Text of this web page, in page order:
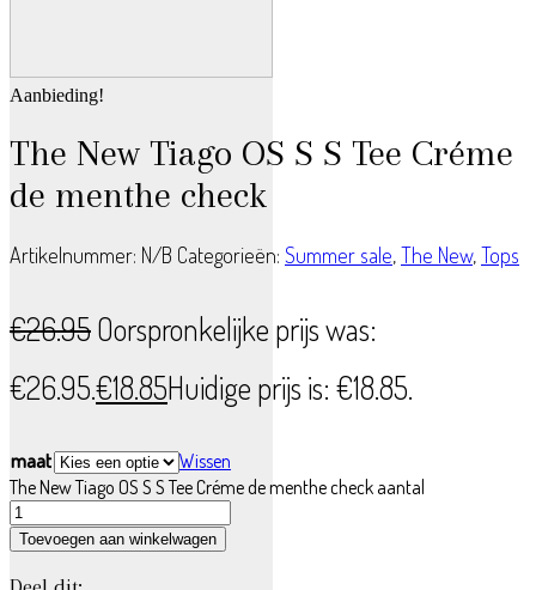
Aanbieding!
The New Tiago OS S S Tee Créme
de menthe check
Artikelnummer: N/B Categorieën: Summer sale,The New,Tops
€26.95Oorspronkelijke prijs was:
€26.95.€18.85Huidige prijs is: €18.85.
maat
Wissen
The New Tiago OS S S Tee Créme de menthe check aantal
Toevoegen aan winkelwagen